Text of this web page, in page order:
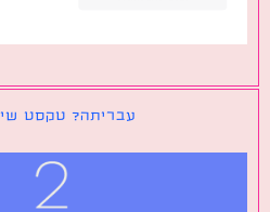
עבריתה? טקסט שיוצר